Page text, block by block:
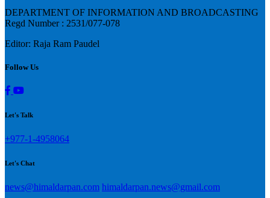
DEPARTMENT OF INFORMATION AND BROADCASTING
Regd Number : 2531/077-078
Editor: Raja Ram Paudel
Follow Us
Let's Talk
+977-1-4958064
Let's Chat
news@himaldarpan.com himaldarpan.news@gmail.com